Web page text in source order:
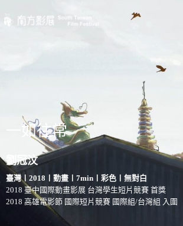
一如往常
劉冠汶
臺灣〡2018〡動畫〡7min〡彩色〡無對白
2018 臺中國際動畫影展 台灣學生短片競賽 首獎
2018 高雄電影節 國際短片競賽 國際組/台灣組 入圍